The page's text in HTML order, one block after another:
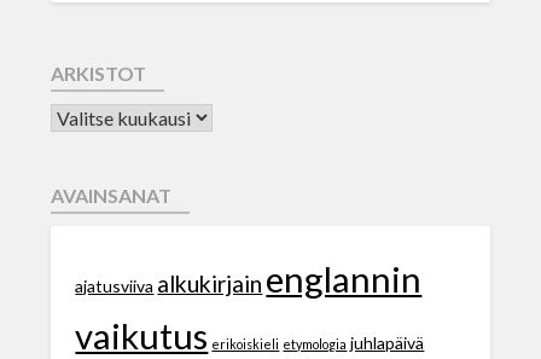
ARKISTOT
AVAINSANAT
ajatusviiva alkukirjain englannin
vaikutus erikoiskieli etymologia juhlapäivä